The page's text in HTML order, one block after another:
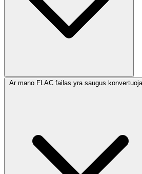
Ar mano FLAC failas yra saugus